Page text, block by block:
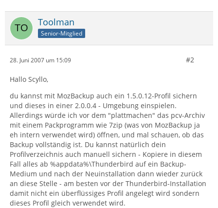
Toolman
Senior-Mitglied
28. Juni 2007 um 15:09 #2
Hallo Scyllo,
du kannst mit MozBackup auch ein 1.5.0.12-Profil sichern
und dieses in einer 2.0.0.4 - Umgebung einspielen.
Allerdings würde ich vor dem "plattmachen" das pcv-Archiv
mit einem Packprogramm wie 7zip (was von MozBackup ja
eh intern verwendet wird) öffnen, und mal schauen, ob das
Backup vollständig ist. Du kannst natürlich dein
Profilverzeichnis auch manuell sichern - Kopiere in diesem
Fall alles ab %appdata%\Thunderbird auf ein Backup-
Medium und nach der Neuinstallation dann wieder zurück
an diese Stelle - am besten vor der Thunderbird-Installation
damit nicht ein überflüssiges Profil angelegt wird sondern
dieses Profil gleich verwendet wird.